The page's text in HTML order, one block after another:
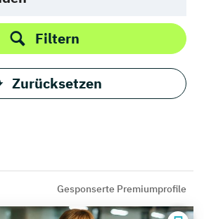
Filtern
Zurücksetzen
Gesponserte Premiumprofile